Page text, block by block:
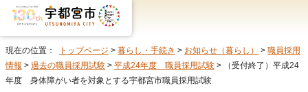
現在の位置： トップページ > 暮らし・手続き > お知らせ（暮らし） > 職員採用
情報 > 過去の職員採用試験 > 平成24年度 職員採用試験 > （受付終了）平成24
年度 身体障がい者を対象とする宇都宮市職員採用試験